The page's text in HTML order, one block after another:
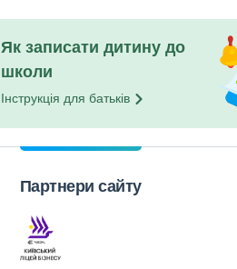
Як записати дитину до
школи
Інструкція для батьків
Партнери сайту